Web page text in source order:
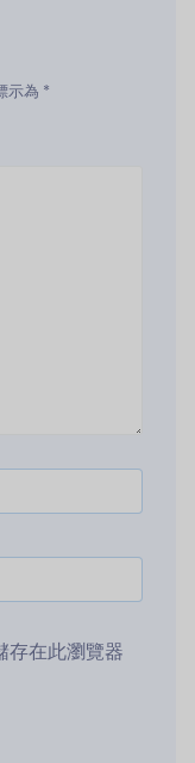
示為 *
存在此瀏覽器